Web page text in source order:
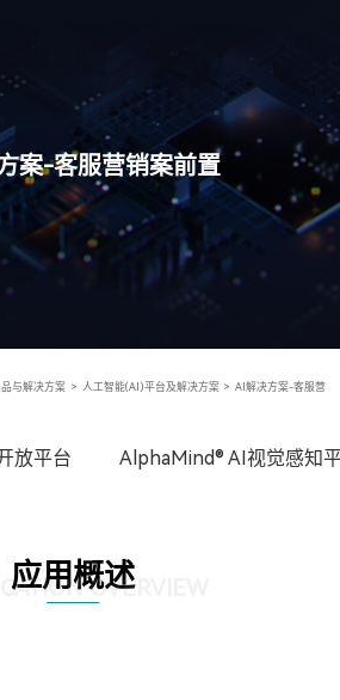
案-客服营销案前置
品与解决方案 > 人工智能(AI)平台及解决方案 > AI解决方案-客服营
放平台 AlphaMind® AI视觉感知
应用概述OVERVIEW